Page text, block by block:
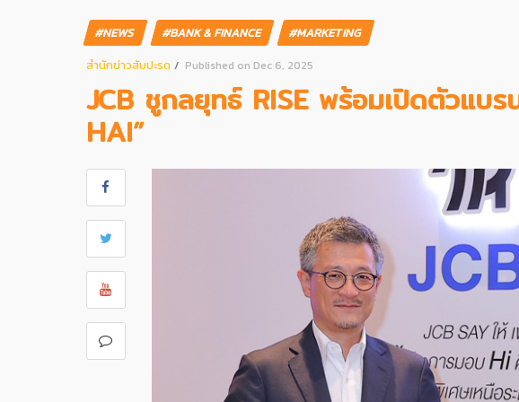
#NEWS #BANK & FINANCE
#MARKETING
สํานักข่าวสับปะรด
Published on Dec 6, 2025
JCB ชูกลยุทธ์ RISE พร้อมเปิดตัวแบร
HAI”